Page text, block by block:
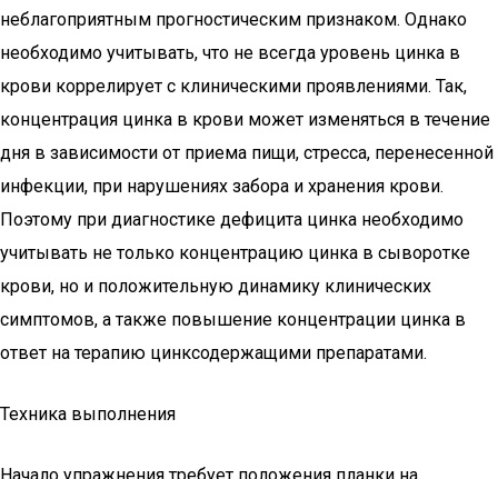
неблагоприятным прогностическим признаком. Однако
необходимо учитывать, что не всегда уровень цинка в
крови коррелирует с клиническими проявлениями. Так,
концентрация цинка в крови может изменяться в течение
дня в зависимости от приема пищи, стресса, перенесенной
инфекции, при нарушениях забора и хранения крови.
Поэтому при диагностике дефицита цинка необходимо
учитывать не только концентрацию цинка в сыворотке
крови, но и положительную динамику клинических
симптомов, а также повышение концентрации цинка в
ответ на терапию цинксодержащими препаратами.
Техника выполнения